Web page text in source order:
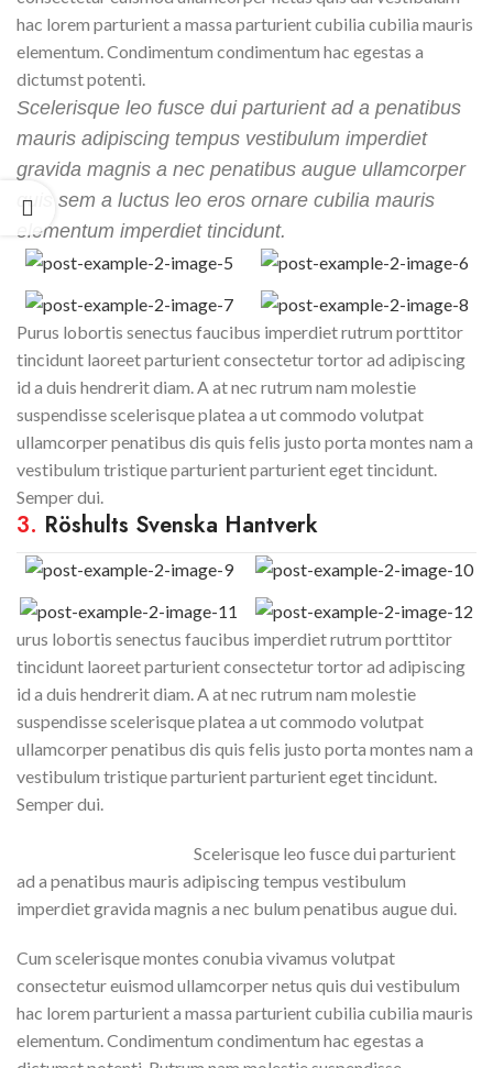
hac lorem parturient a massa parturient cubilia cubilia mauris
elementum. Condimentum condimentum hac egestas a
dictumst potenti.
Scelerisque leo fusce dui parturient ad a penatibus
mauris adipiscing tempus vestibulum imperdiet
gravida magnis a nec penatibus augue ullamcorper
quis sem a luctus leo eros ornare cubilia mauris
elementum imperdiet tincidunt.
Purus lobortis senectus faucibus imperdiet rutrum porttitor
tincidunt laoreet parturient consectetur tortor ad adipiscing
id a duis hendrerit diam. A at nec rutrum nam molestie
suspendisse scelerisque platea a ut commodo volutpat
ullamcorper penatibus dis quis felis justo porta montes nam a
vestibulum tristique parturient parturient eget tincidunt.
Semper dui.
3. Röshults Svenska Hantverk
urus lobortis senectus faucibus imperdiet rutrum porttitor
tincidunt laoreet parturient consectetur tortor ad adipiscing
id a duis hendrerit diam. A at nec rutrum nam molestie
suspendisse scelerisque platea a ut commodo volutpat
ullamcorper penatibus dis quis felis justo porta montes nam a
vestibulum tristique parturient parturient eget tincidunt.
Semper dui.
Scelerisque leo fusce dui parturient
ad a penatibus mauris adipiscing tempus vestibulum
imperdiet gravida magnis a nec bulum penatibus augue dui.
Cum scelerisque montes conubia vivamus volutpat
consectetur euismod ullamcorper netus quis dui vestibulum
hac lorem parturient a massa parturient cubilia cubilia mauris
elementum. Condimentum condimentum hac egestas a